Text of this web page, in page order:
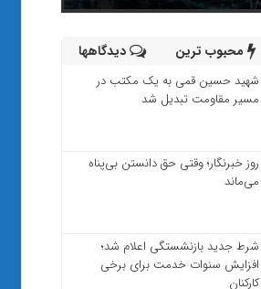
محبوب ترین دیدگاهها
شهید حسین قمی به یک مکتب در
مسیر مقاومت تبدیل شد
روز خبرنگار؛ وقتی حق دانستن بی‌پناه
می‌ماند
شرط جدید بازنشستگی اعلام شد؛
افزایش سنوات خدمت برای برخی
کارکنان